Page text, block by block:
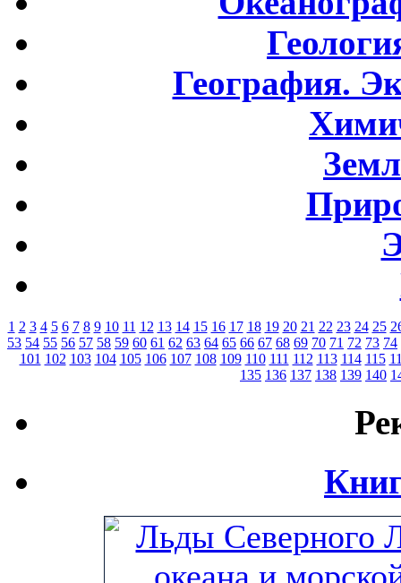
География.
1 2 3 4 5 6 7 8 9 10 11 12 13 14 15 16 17 18 19 20 21 22 23 24 25
53 54 55 56 57 58 59 60 61 62 63 64 65 66 67 68 69 70 71 72 73 74
101 102 103 104 105 106 107 108 109 110 111 112 113 114 115
135 136 137 138 139 140